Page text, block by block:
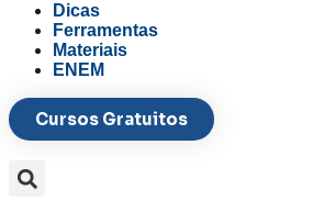
Dicas
Ferramentas
Materiais
ENEM
Cursos Gratuitos